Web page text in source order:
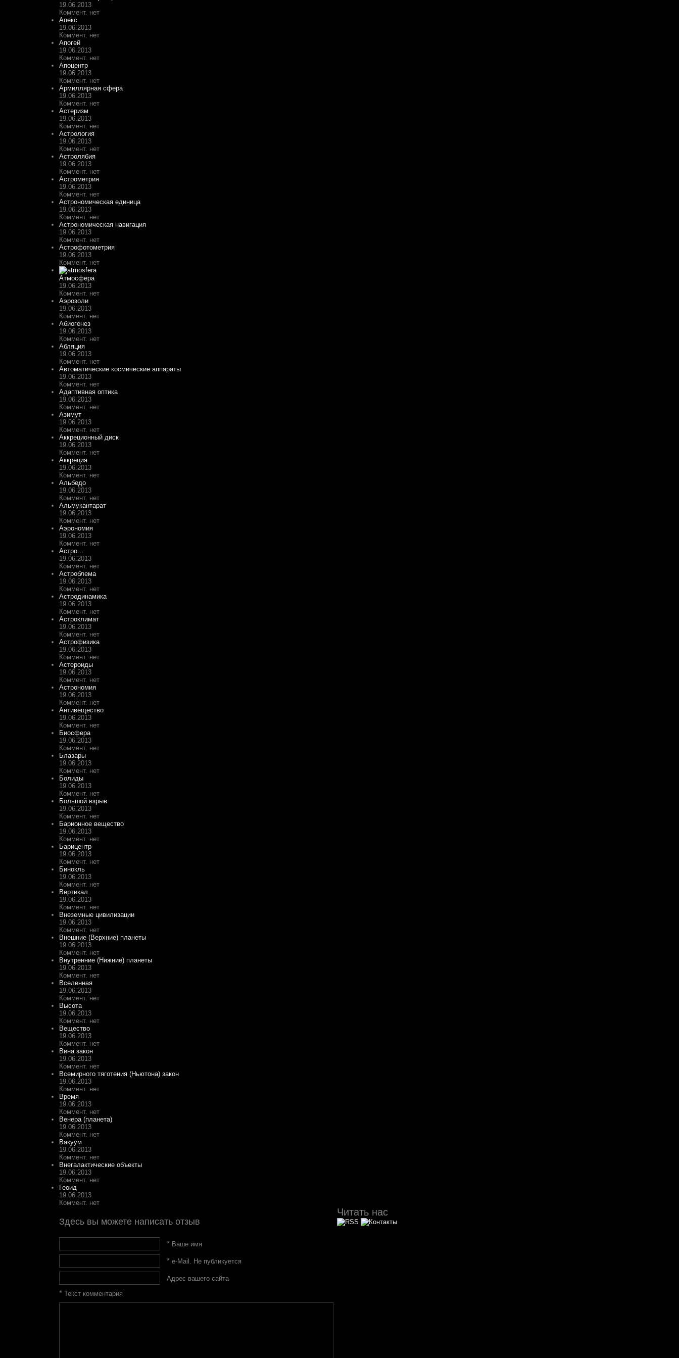
19.06.2013
Коммент. нет
Апекс
19.06.2013
Коммент. нет
Апогей
19.06.2013
Коммент. нет
Апоцентр
19.06.2013
Коммент. нет
Армиллярная сфера
19.06.2013
Коммент. нет
Астеризм
19.06.2013
Коммент. нет
Астрология
19.06.2013
Коммент. нет
Астролябия
19.06.2013
Коммент. нет
Астрометрия
19.06.2013
Коммент. нет
Астрономическая единица
19.06.2013
Коммент. нет
Астрономическая навигация
19.06.2013
Коммент. нет
Астрофотометрия
19.06.2013
Коммент. нет
Атмосфера
19.06.2013
Коммент. нет
Аэрозоли
19.06.2013
Коммент. нет
Абиогенез
19.06.2013
Коммент. нет
Абляция
19.06.2013
Коммент. нет
Автоматические космические аппараты
19.06.2013
Коммент. нет
Адаптивная оптика
19.06.2013
Коммент. нет
Азимут
19.06.2013
Коммент. нет
Аккреционный диск
19.06.2013
Коммент. нет
Аккреция
19.06.2013
Коммент. нет
Альбедо
19.06.2013
Коммент. нет
Альмукантарат
19.06.2013
Коммент. нет
Аэрономия
19.06.2013
Коммент. нет
Астро…
19.06.2013
Коммент. нет
Астроблема
19.06.2013
Коммент. нет
Астродинамика
19.06.2013
Коммент. нет
Астроклимат
19.06.2013
Коммент. нет
Астрофизика
19.06.2013
Коммент. нет
Астероиды
19.06.2013
Коммент. нет
Астрономия
19.06.2013
Коммент. нет
Антивещество
19.06.2013
Коммент. нет
Биосфера
19.06.2013
Коммент. нет
Блазары
19.06.2013
Коммент. нет
Болиды
19.06.2013
Коммент. нет
Большой взрыв
19.06.2013
Коммент. нет
Барионное вещество
19.06.2013
Коммент. нет
Барицентр
19.06.2013
Коммент. нет
Бинокль
19.06.2013
Коммент. нет
Вертикал
19.06.2013
Коммент. нет
Внеземные цивилизации
19.06.2013
Коммент. нет
Внешние (Верхние) планеты
19.06.2013
Коммент. нет
Внутренние (Нижние) планеты
19.06.2013
Коммент. нет
Вселенная
19.06.2013
Коммент. нет
Высота
19.06.2013
Коммент. нет
Вещество
19.06.2013
Коммент. нет
Вина закон
19.06.2013
Коммент. нет
Всемирного тяготения (Ньютона) закон
19.06.2013
Коммент. нет
Время
19.06.2013
Коммент. нет
Венера (планета)
19.06.2013
Коммент. нет
Вакуум
19.06.2013
Коммент. нет
Внегалактические объекты
19.06.2013
Коммент. нет
Геоид
19.06.2013
Коммент. нет
Здесь вы можете написать отзыв
*Ваше имя
*e-Mail. Не публикуется
Адрес вашего сайта
* Текст комментария
Читать нас